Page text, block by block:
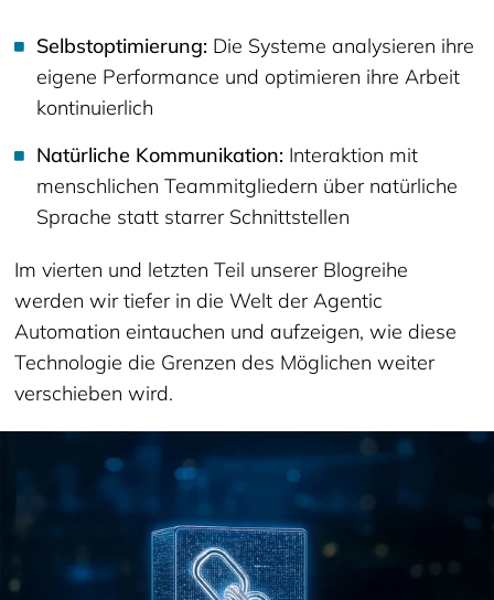
Selbstoptimierung: Die Systeme analysieren ihre
eigene Performance und optimieren ihre Arbeit
kontinuierlich
Natürliche Kommunikation: Interaktion mit
menschlichen Teammitgliedern über natürliche
Sprache statt starrer Schnittstellen
Im vierten und letzten Teil unserer Blogreihe
werden wir tiefer in die Welt der Agentic
Automation eintauchen und aufzeigen, wie diese
Technologie die Grenzen des Möglichen weiter
verschieben wird.